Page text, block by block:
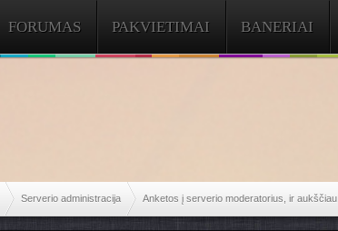
FORUMAS PAKVIETIMAI BANERIAI
Serverio administracija Anketos į serverio moderatorius, ir aukščiau.